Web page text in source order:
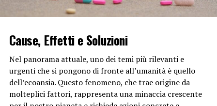
Durante la ricombinazione genetica, i cromosomi
segmenti di DNA. Questo scambio di materiale genetico
porta a una maggiore variazione genetica tra i
discendenti. In altre parole, anche se due fratelli
condividono gli stessi genitori, la ricombinazione
genetica contribuisce a una variazione genetica tra di
loro.
Cause, Effetti e Soluzioni
Nel panorama attuale, uno dei temi più rilevanti e
urgenti che si pongono di fronte all’umanità è quello
dell’ecoansia. Questo fenomeno, che trae origine da
molteplici fattori, rappresenta una minaccia crescente